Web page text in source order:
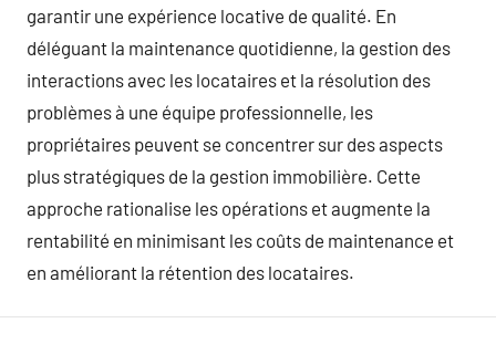
garantir une expérience locative de qualité. En
déléguant la maintenance quotidienne, la gestion des
interactions avec les locataires et la résolution des
problèmes à une équipe professionnelle, les
propriétaires peuvent se concentrer sur des aspects
plus stratégiques de la gestion immobilière. Cette
approche rationalise les opérations et augmente la
rentabilité en minimisant les coûts de maintenance et
en améliorant la rétention des locataires.